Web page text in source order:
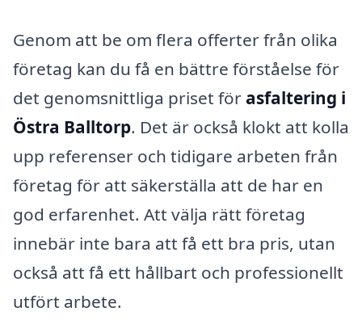
Genom att be om flera offerter från olika
företag kan du få en bättre förståelse för
det genomsnittliga priset för asfaltering i
Östra Balltorp. Det är också klokt att kolla
upp referenser och tidigare arbeten från
företag för att säkerställa att de har en
god erfarenhet. Att välja rätt företag
innebär inte bara att få ett bra pris, utan
också att få ett hållbart och professionellt
utfört arbete.